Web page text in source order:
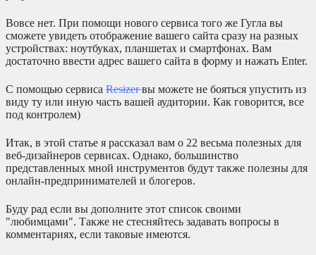
Вовсе нет. При помощи нового сервиса того же Гугла вы
сможете увидеть отображение вашего сайта сразу на разных
устройствах: ноутбуках, планшетах и смартфонах. Вам
достаточно ввести адрес вашего сайта в форму и нажать Enter.
С помощью сервиса Resizerвы можете не бояться упустить из
виду ту или иную часть вашей аудитории. Как говорится, все
под контролем)
Итак, в этой статье я рассказал вам о 22 весьма полезных для
веб-дизайнеров сервисах. Однако, большинство
представленных мной инструментов будут также полезны для
онлайн-предпринимателей и блогеров.
Буду рад если вы дополните этот список своими
"любимцами". Также не стесняйтесь задавать вопросы в
комментариях, если таковые имеются.